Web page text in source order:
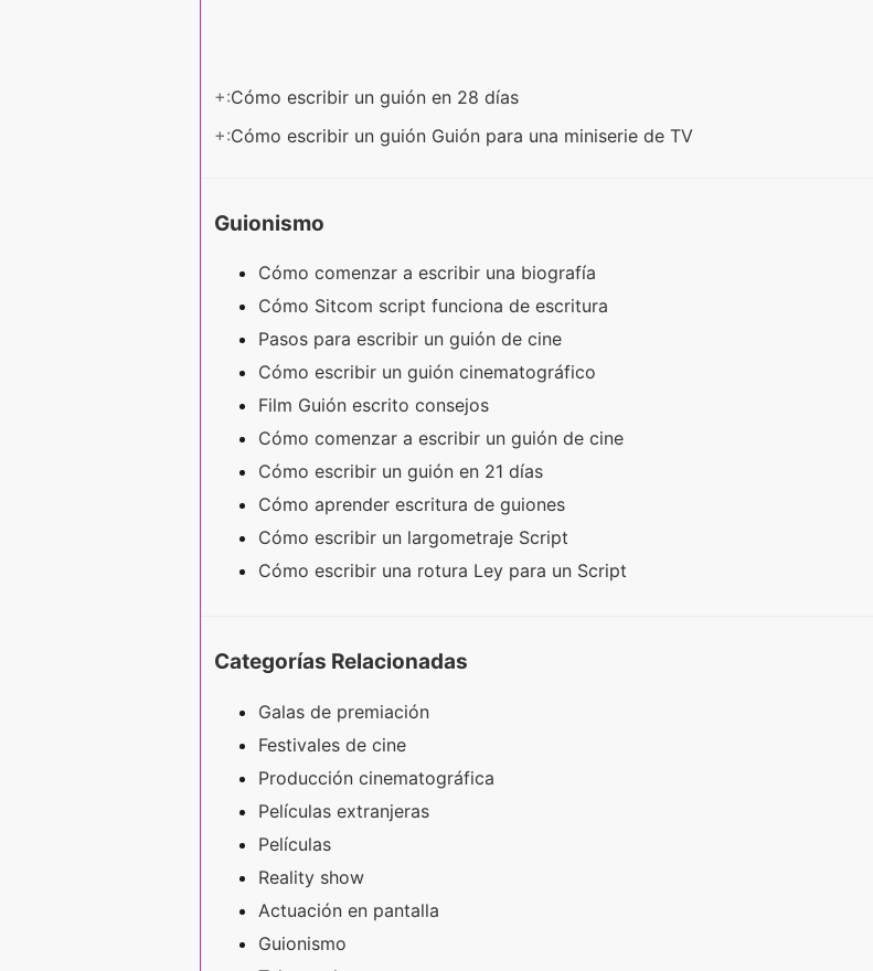
+:Cómo escribir un guión en 28 días
+:Cómo escribir un guión Guión para una miniserie de TV
Guionismo
Cómo comenzar a escribir una biografía
Cómo Sitcom script funciona de escritura
Pasos para escribir un guión de cine
Cómo escribir un guión cinematográfico
Film Guión escrito consejos
Cómo comenzar a escribir un guión de cine
Cómo escribir un guión en 21 días
Cómo aprender escritura de guiones
Cómo escribir un largometraje Script
Cómo escribir una rotura Ley para un Script
Categorías Relacionadas
Galas de premiación
Festivales de cine
Producción cinematográfica
Películas extranjeras
Películas
Reality show
Actuación en pantalla
Guionismo